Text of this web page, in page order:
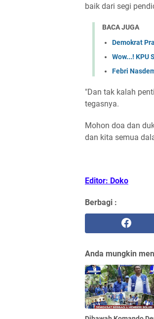
baik dari segi
BACA JUGA
Demokrat
Wow...! KPU
Febri
"Dan tak kalah
tegasnya.
Mohon doa dan
dan kita semua
Editor: Doko
Berbagi :
Anda mungkin